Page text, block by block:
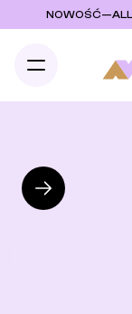
NOWOŚĆ—